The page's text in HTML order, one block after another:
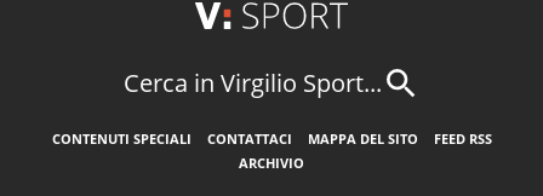
Cerca in Virgilio Sport...
CONTENUTI SPECIALI CONTATTACI MAPPA DEL SITO
FEED RSS
ARCHIVIO